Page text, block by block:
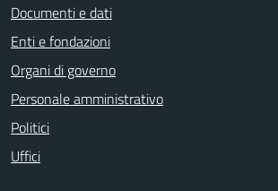
Documenti e dati
Enti e fondazioni
Organi di governo
Personale amministrativo
Politici
Uffici